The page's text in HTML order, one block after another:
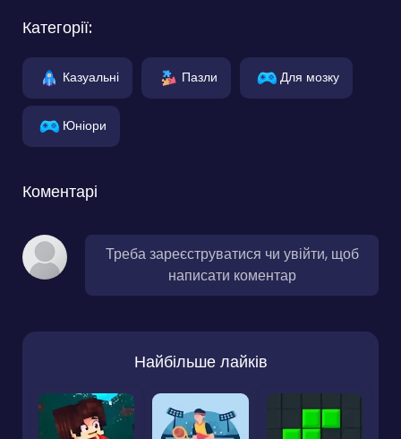
Категорії:
Казуальні Пазли Для мозку
Юніори
Коментарі
Треба зареєструватися чи увійти, щоб
написати коментар
Найбільше лайків